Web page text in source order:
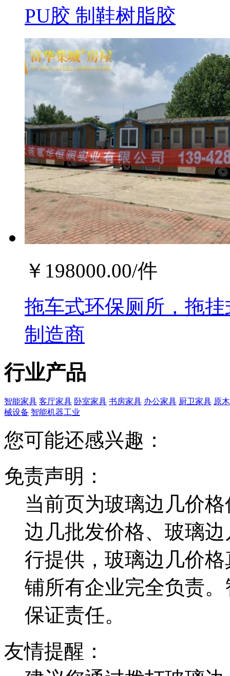
PU胶 制鞋树脂胶
￥ 198000.00/件
拖车式环保厕所，拖
制造商
行业产品
智能家具 客厅家具 卧室家具 书房家具 办公家具 厨卫家具 原
械设备 智能机器工业
您可能还感兴趣：
免责声明：
当前页为玻璃边几价
边几批发价格、玻璃
行提供，玻璃边几价
铺所有企业完全负责
保证责任。
友情提醒：